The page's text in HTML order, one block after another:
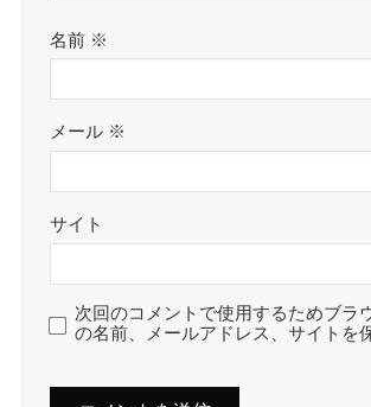
名前 ※
メール ※
サイト
次回のコメントで使用するためブラ
の名前、メールアドレス、サイトを